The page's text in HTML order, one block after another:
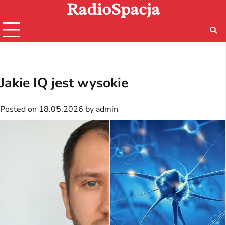
content
RadioSpacja
Jakie IQ jest wysokie
Posted on 18.05.2026 by admin